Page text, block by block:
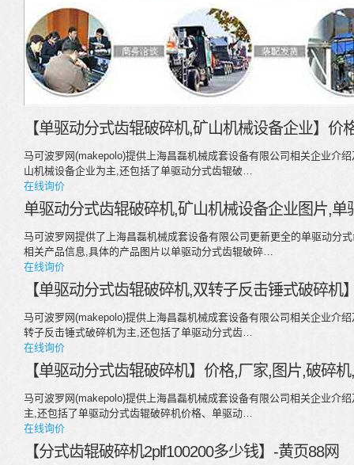
【单驱动分式齿辊破碎机,矿山机械设备企业】
马可波罗网(makepolo)提供上海昌磊机械成套设备有限公司相关企业介
山机械设备企业为主,还包括了单驱动分式齿辊破…
在线询价
单驱动分式齿辊破碎机,矿山机械设备企业图片,
马可波罗网提供了上海昌磊机械成套设备有限公司更新更全的单驱动分
相关产品信息,具体的产品图片以单驱动分式齿辊破碎…
在线询价
【单驱动分式齿辊破碎机,双转子反击锤式破碎
马可波罗网(makepolo)提供上海昌磊机械成套设备有限公司相关企业介
转子反击锤式破碎机为主,还包括了单驱动分式齿…
在线询价
【单驱动分式齿辊破碎机】价格,厂家,图片,破碎
马可波罗网(makepolo)提供上海昌磊机械成套设备有限公司相关企业介
主,还包括了单驱动分式齿辊破碎机价格、单驱动…
在线询价
【分式齿辊破碎机2plf100200多少钱】-黄页88网